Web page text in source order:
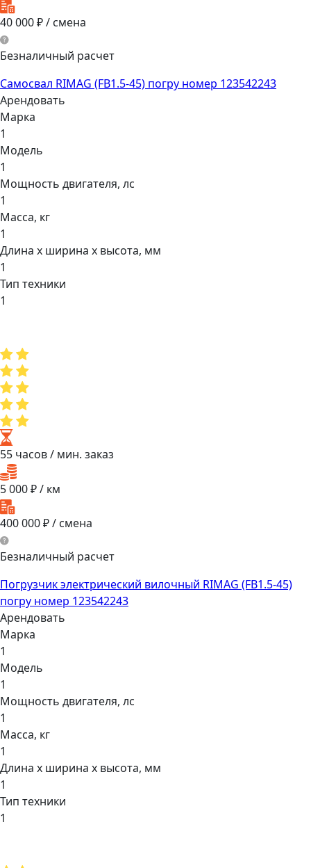
40 000₽ / смена
Безналичный расчет
Самосвал RIMAG (FB1.5-45) погру номер 123542243
Арендовать
Марка
1
Модель
1
Мощнocть двигaтеля, лс
1
Масса, кг
1
Длина х ширина х высота, мм
1
Тип техники
1
55 часов/ мин. заказ
5 000₽ / км
400 000₽ / смена
Безналичный расчет
Погрузчик электрический вилочный RIMAG (FB1.5-45)
погру номер 123542243
Арендовать
Марка
1
Модель
1
Мощнocть двигaтеля, лс
1
Масса, кг
1
Длина х ширина х высота, мм
1
Тип техники
1